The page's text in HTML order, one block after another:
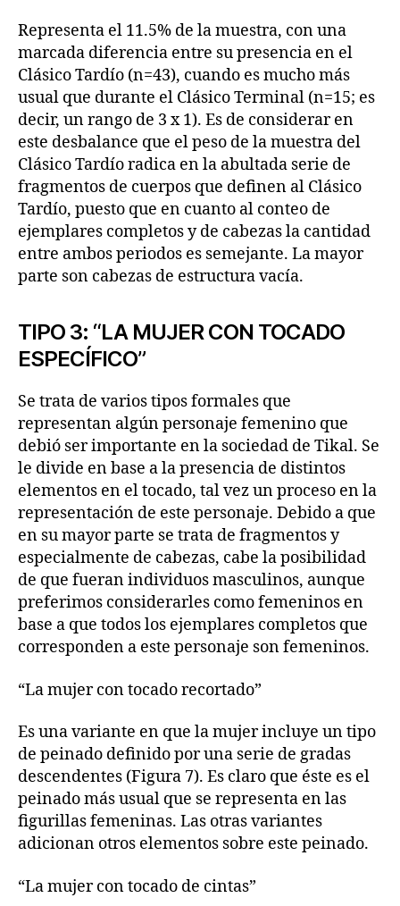
Representa el 11.5% de la muestra, con una
marcada diferencia entre su presencia en el
Clásico Tardío (n=43), cuando es mucho más
usual que durante el Clásico Terminal (n=15; es
decir, un rango de 3 x 1). Es de considerar en
este desbalance que el peso de la muestra del
Clásico Tardío radica en la abultada serie de
fragmentos de cuerpos que definen al Clásico
Tardío, puesto que en cuanto al conteo de
ejemplares completos y de cabezas la cantidad
entre ambos periodos es semejante. La mayor
parte son cabezas de estructura vacía.
TIPO 3: “LA MUJER CON TOCADO
ESPECÍFICO”
Se trata de varios tipos formales que
representan algún personaje femenino que
debió ser importante en la sociedad de Tikal. Se
le divide en base a la presencia de distintos
elementos en el tocado, tal vez un proceso en la
representación de este personaje. Debido a que
en su mayor parte se trata de fragmentos y
especialmente de cabezas, cabe la posibilidad
de que fueran individuos masculinos, aunque
preferimos considerarles como femeninos en
base a que todos los ejemplares completos que
corresponden a este personaje son femeninos.
“La mujer con tocado recortado”
Es una variante en que la mujer incluye un tipo
de peinado definido por una serie de gradas
descendentes (Figura 7). Es claro que éste es el
peinado más usual que se representa en las
figurillas femeninas. Las otras variantes
adicionan otros elementos sobre este peinado.
“La mujer con tocado de cintas”